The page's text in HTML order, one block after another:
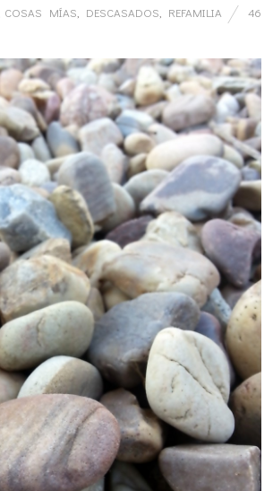
COSAS MÍAS DESCASADOS REFAMILIA
46